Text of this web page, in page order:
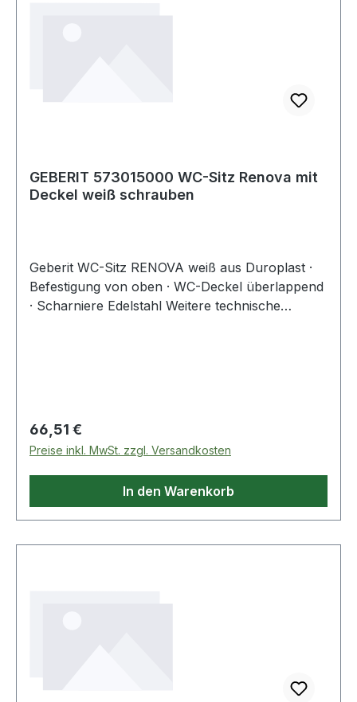
GEBERIT 573015000 WC-Sitz Renova mit
Deckel weiß schrauben
Geberit WC-Sitz RENOVA weiß aus Duroplast ·
Befestigung von oben · WC-Deckel überlappend
· Scharniere Edelstahl Weitere technische
Regulärer Preis:
66,51 €
Preise inkl. MwSt. zzgl. Versandkosten
In den Warenkorb